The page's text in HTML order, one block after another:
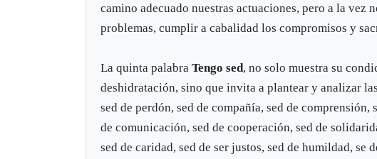
camino adecuado nuestras actuaciones, pero a la
problemas, cumplir a cabalidad los compromisos y
La quinta palabraTengo sed, no solo muestra su
deshidratación, sino que invita a plantear y analizar
sed de perdón, sed de compañía, sed de
de comunicación, sed de cooperación, sed de
sed de caridad, sed de ser justos, sed de humildad,